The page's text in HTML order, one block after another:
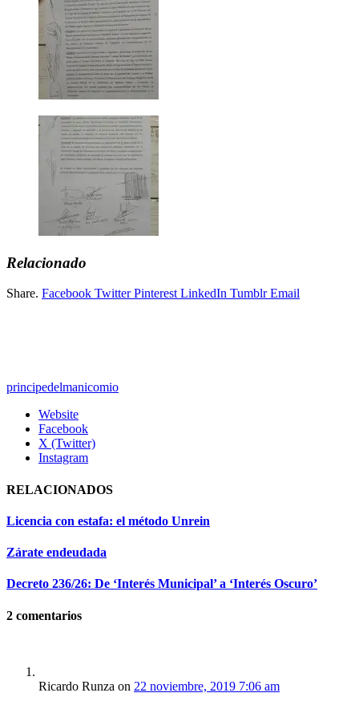
Relacionado
Share. Facebook Twitter Pinterest LinkedIn Tumblr Email
principedelmanicomio
Website
Facebook
X (Twitter)
Instagram
RELACIONADOS
Licencia con estafa: el método Unrein
Zárate endeudada
Decreto 236/26: De ‘Interés Municipal’ a ‘Interés Oscuro’
2 comentarios
Ricardo Runza on 22 noviembre, 2019 7:06 am